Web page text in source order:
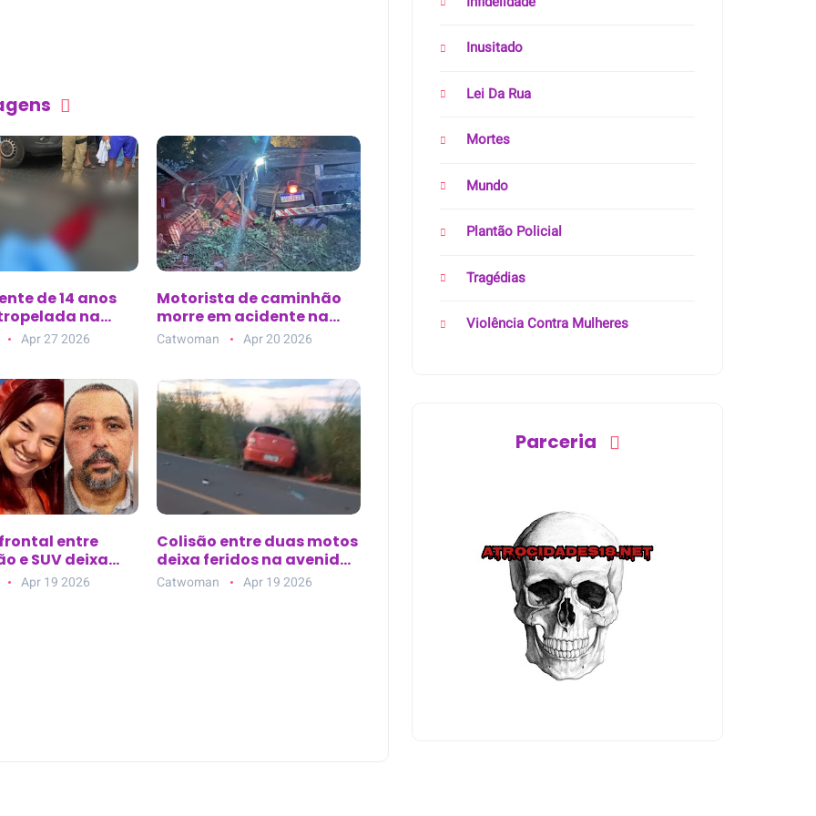
de 14 anos
na
da avenida
Lemos, em Belém
Apr 27 2026
Motorista de caminhão
morre em acidente na
BA-144, entre Morro do
Chapéu e Várzea Nova
Catwoman Apr 20 2026
entre
e SUV deixa
na BR-101
Apr 19 2026
Colisão entre duas motos
deixa feridos na avenida
principal de Nova
Esperança do Piriá (PA)
Catwoman Apr 19 2026
Inusitado
Lei Da Rua
Mortes
Mundo
Plantão Policial
Tragédias
Violência Contra Mulheres
Parceria